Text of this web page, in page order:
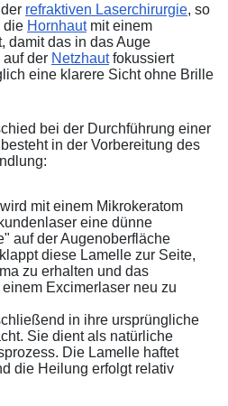
refraktiven Laserchirurgie, so
die Hornhautmit einem
damit das in das Auge
der Netzhautfokussiert
eine klarere Sicht ohne Brille
bei der Durchführung einer
in der Vorbereitung des
wird mit einem Mikrokeratom
eine dünne
auf der Augenoberfläche
diese Lamelle zur Seite,
zu erhalten und das
Excimerlaser neu zu
in ihre ursprüngliche
Sie dient als natürliche
Die Lamelle haftet
die Heilung erfolgt relativ